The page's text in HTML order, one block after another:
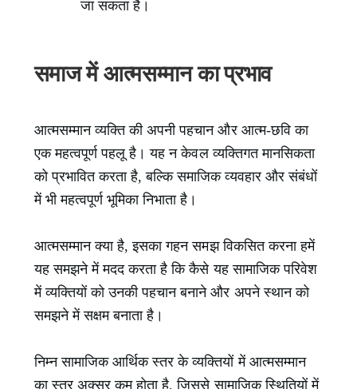
जा सकता है।
समाज में आत्मसम्मान का प्रभाव
आत्मसम्मान व्यक्ति की अपनी पहचान और आत्म-छवि का
एक महत्वपूर्ण पहलू है। यह न केवल व्यक्तिगत मानसिकता
को प्रभावित करता है, बल्कि समाजिक व्यवहार और संबंधों
में भी महत्वपूर्ण भूमिका निभाता है।
आत्मसम्मान क्या है, इसका गहन समझ विकसित करना हमें
यह समझने में मदद करता है कि कैसे यह सामाजिक परिवेश
में व्यक्तियों को उनकी पहचान बनाने और अपने स्थान को
समझने में सक्षम बनाता है।
निम्न सामाजिक आर्थिक स्तर के व्यक्तियों में आत्मसम्मान
का स्तर अक्सर कम होता है, जिससे सामाजिक स्थितियों में